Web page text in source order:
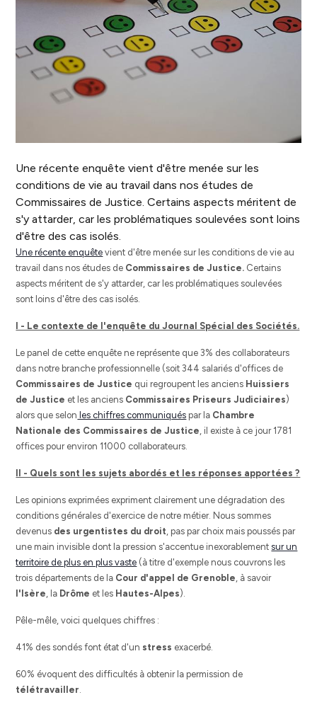
Une récente enquête vient d'être menée sur les
conditions de vie au travail dans nos études de
Commissaires de Justice. Certains aspects méritent de
s'y attarder, car les problématiques soulevées sont loins
d'être des cas isolés.
Une récente enquête vient d'être menée sur les conditions de vie au
travail dans nos études de Commissaires de Justice. Certains
aspects méritent de s'y attarder, car les problématiques soulevées
sont loins d'être des cas isolés.
I - Le contexte de l'enquête du Journal Spécial des Sociétés.
Le panel de cette enquête ne représente que 3% des collaborateurs
dans notre branche professionnelle (soit 344 salariés d'offices de
Commissaires de Justice qui regroupent les anciens Huissiers
de Justice et les anciens Commissaires Priseurs Judiciaires)
alors que selon les chiffres communiqués par la Chambre
Nationale des Commissaires de Justice, il existe à ce jour 1781
offices pour environ 11000 collaborateurs.
II - Quels sont les sujets abordés et les réponses apportées ?
Les opinions exprimées expriment clairement une dégradation des
conditions générales d'exercice de notre métier. Nous sommes
devenus des urgentistes du droit, pas par choix mais poussés par
une main invisible dont la pression s'accentue inexorablementsur un
territoire de plus en plus vaste (à titre d'exemple nous couvrons les
trois départements de la Cour d'appel de Grenoble, à savoir
l'Isère, la Drôme et les Hautes-Alpes).
Pêle-mêle, voici quelques chiffres :
41% des sondés font état d'un stress exacerbé.
60% évoquent des difficultés à obtenir la permission de
télétravailler.